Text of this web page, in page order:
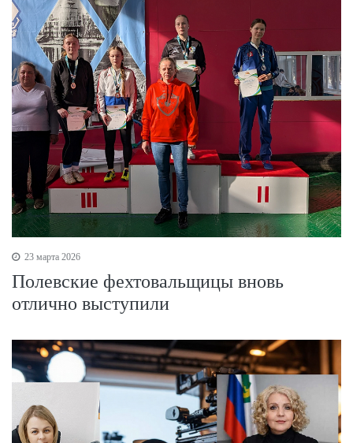
23 марта 2026
Полевские фехтовальщицы вновь
отлично выступили